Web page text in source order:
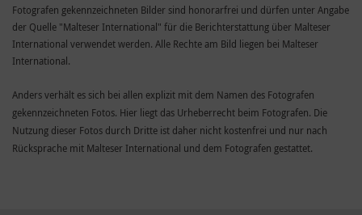
Fotografen gekennzeichneten Bilder sind honorarfrei und dürfen unter Angabe
der Quelle "Malteser International" für die Berichterstattung über Malteser
International verwendet werden. Alle Rechte am Bild liegen bei Malteser
International.
Anders verhält es sich bei allen explizit mit dem Namen des Fotografen
gekennzeichneten Fotos. Hier liegt das Urheberrecht beim Fotografen. Die
Nutzung dieser Fotos durch Dritte ist daher nicht kostenfrei und nur nach
Rücksprache mit Malteser International und dem Fotografen gestattet.